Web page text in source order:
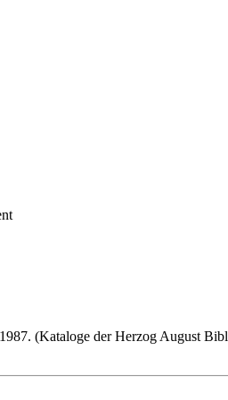
(Kataloge der Herzog August